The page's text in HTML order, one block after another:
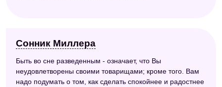
Сонник Миллера
Быть во сне разведенным - означает, что Вы
неудовлетворены своими товарищами; кроме того. Вам
надо подумать о том, как сделать спокойнее и радостнее